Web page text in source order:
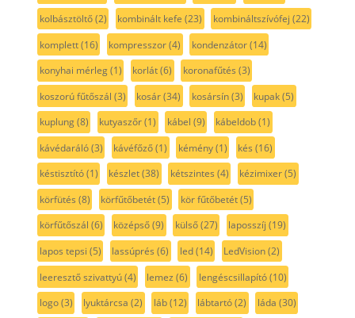
kolbásztöltő(2) kombinált kefe (23) kombináltszívófej (22)
komplett(16) kompresszor(4) kondenzátor(14)
konyhai mérleg(1) korlát(6) koronafűtés (3)
koszorú fűtőszál (3) kosár(34) kosársín(3) kupak(5)
kuplung(8) kutyaszőr(1) kábel (9) kábeldob(1)
kávédaráló(3) kávéfőző(1) kémény(1) kés (16)
késtisztító(1) készlet(38) kétszintes (4) kézimixer(5)
körfütés (8) körfűtőbetét(5) kör fűtőbetét(5)
körfűtőszál (6) középső(9) külső(27) laposszíj (19)
lapos tepsi (5) lassúprés (6) led(14) LedVision(2)
leeresztő szivattyú(4) lemez (6) lengéscsillapító(10)
logo(3) lyuktárcsa (2) láb(12) lábtartó(2) láda (30)